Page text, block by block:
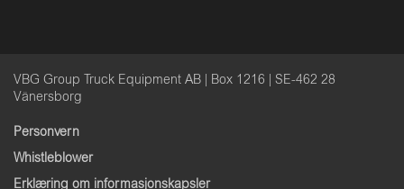
VBG Group Truck Equipment AB | Box 1216 | SE-462 28
Vänersborg
Personvern
Whistleblower
Erklæring om informasjonskapsler